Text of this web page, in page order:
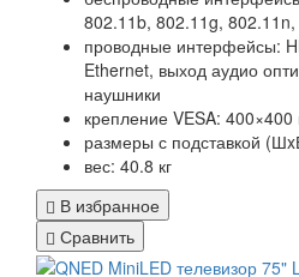
802.11b, 802.11g,
проводные интерфейсы:
Ethernet, выход аудио
наушники
крепление VESA:
размеры с подставкой
вес: 40.8 кг
В избранное
Сравнить